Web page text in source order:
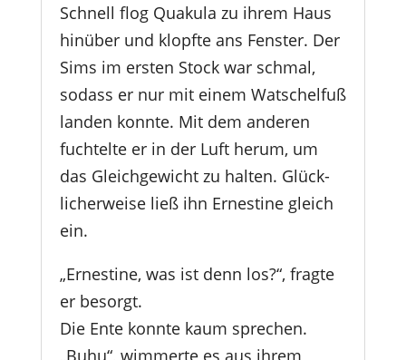
Schnell flog Quakula zu ihrem Haus
hinüber und klopfte ans Fenster. Der
Sims im ersten Stock war schmal,
sodass er nur mit einem Watschelfuß
landen konnte. Mit dem anderen
fuchtelte er in der Luft herum, um
das Gleichgewicht zu halten. Glück-
licherweise ließ ihn Ernestine gleich
ein.
„Ernestine, was ist denn los?“, fragte
er besorgt.
Die Ente konnte kaum sprechen.
„Buhu“, wimmerte es aus ihrem